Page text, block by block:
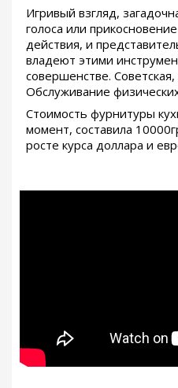
Игривый взгляд,
голоса или
действия, и
владеют этими
совершенстве.
Обслуживание
Стоимость фурнитуры
момент, составила
росте курса доллара и